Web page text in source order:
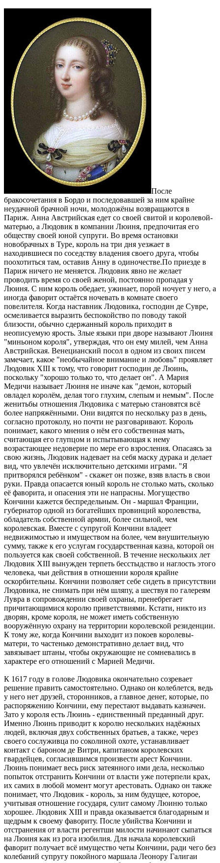
После
бракосочетания в Бордо и последовавшей за ним крайне
неудачной брачной ночи, молодожёны возвращаются в
Париж. Анна Австрийская едет со своей свитой и королевой-
матерью, а Людовик в компании Люиня, предпочитая его
обществу своей юной супруги. Во время остановки
новобрачных в Туре, король на три дня уезжает в
находившиеся по соседству владения своего друга, чтобы
поохотиться там, оставив Анну в одиночестве.По приезде в
Париж ничего не меняется. Людовик явно не желает
проводить время со своей женой, постоянно пропадая у
Люиня. С ним король обедает, ужинает, порой ночует у него, а
иногда фаворит остаётся ночевать в комнате своего
повелителя. Когда наставник Людовика, господин де Сувре,
осмеливается выразить беспокойство по поводу такой
близости, обычно сдержанный король приходит в
неописуемую ярость. Злые языки при дворе называют Люиня
"миньоном короля", утверждая, что он ему милей, чем Анна
Австрийская. Венецианский посол в одном из своих писем
замечает, какое "необычайное внимание и любовь" проявляет
Людовик XIII к тому, что говорит господин де Люинь,
поскольку "хорошо только то, что делает он". А Мария
Медичи называет Люиня не иначе как "демон, который
овладел королём, делая того глухим, слепым и немым". После
женитьбы отношения Людовика с матерью становятся всё
более напряжёнными. Они видятся по нескольку раз в день,
согласно протоколу, но почти не разговаривают. Король
понимает, какого мнения о нём его собственная мать,
считающая его глупцом и испытывающая к нему
возрастающее недоверие по мере его взросления. Опасаясь за
свою жизнь, Людовик надевает на себя маску дурака и делает
вид, что увлечён исключительно детскими играми. "Я
притворялся ребёнком" - скажет он позже, взяв власть в свои
руки. Правда опасается юный король не столько мать, сколько
её фаворита, и опасения эти не напрасны. Могущество
Кончини кажется беспредельным. Он - маршал Франции,
губернатор одной из богатейших провинций королевства,
обладатель собственной армии, более сильной, чем
королевская. Вместе с супругой Кончини владеет
недвижимостью и имуществом на более, чем внушительную
сумму, также к его услугам государственная казна, которой он
пользуется как своей собственной. В течение нескольких лет
Людовик XIII вынужден терпеть бесстыдство и наглость этого
человека, чьи действия в отношении короля крайне
оскорбительны. Кончини позволяет себе сидеть в присутствии
Людовика, не снимать при нём шляпу, а шествуя по галереям
Лувра в сопровождении своей охраны, пренебрегает
причитающимися королю приветствиями. Кстати, никто из
дворян, кроме короля, не может иметь собственную
вооружённую охрану на территории королевской резиденции.
К тому же, когда Кончини выходит из покоев королевы-
матери, то частенько демонстративно делает вид, что
завязывает штаны, чтобы окружающие не сомневались в
характере его отношений с Марией Медичи.
К 1617 году в голове Людовика окончательно созревает
решение править самостоятельно. Однако он колеблется, ведь
у него нет друзей, сторонников, а главное денег, которые, по
распоряжению Кончини, ему перестают выдавать казначеи.
Зато у короля есть Люинь - единственный преданный друг.
Именно Люинь приводит к королю нескольких надёжных
людей, включая двух собственных братьев, а также, через
своего сослуживца по соколиной охоте, устанавливает
контакт с бароном де Витри, капитаном королевских
гвардейцев, согласившимся произвести арест Кончини.
Люинь понимает весь риск затеянного ими дела, несколько
попыток отстранить Кончини от власти уже потерпели крах,
их самих в любой момент могут арестовать. Однако он также
понимает, что Людовик - король, за ним будущее, которое,
учитывая отношение государя, сулит самому Люиню только
хорошее. Людовик XIII и правда оказывается благодарным и
щедрым к своему фавориту. После убийства Кончини и
отстранения от власти регентши милости начинают сыпаться
на Люиня как из рога изобилия. Для начала королевский
фаворит получает всё имущество четы Кончини, ради чего без
колебаний супругу покойного маршала Леонору Галигаи